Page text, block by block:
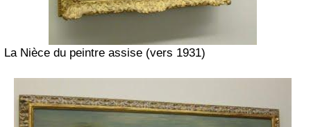
La Nièce du peintre assise (vers 1931)